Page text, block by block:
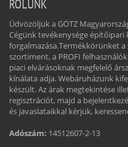
RÓLUNK
Üdvözöljük a GÖTZ
Cégünk tevékenysége
forgalmazása.Termékkörünket
szortiment, a PROFI
piaci elvárásoknak megfelelő
kínálata adja. Webáruházunk
készült. Az árak megtekintése
regisztrációt, majd a
és javaslataikkal kérjük,
Adószám: 14512607-2-13